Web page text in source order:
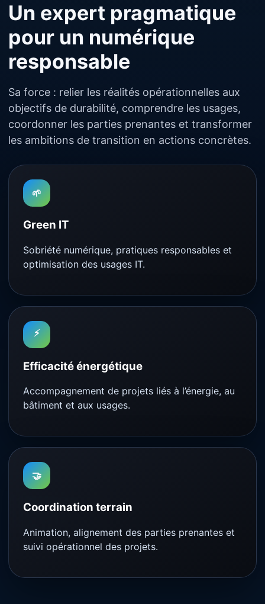
Un expert pragmatique
pour un numérique
responsable
Sa force : relier les réalités opérationnelles aux
objectifs de durabilité, comprendre les usages,
coordonner les parties prenantes et transformer
les ambitions de transition en actions concrètes.
🌱
Green IT
Sobriété numérique, pratiques responsables et
optimisation des usages IT.
⚡
Efficacité énergétique
Accompagnement de projets liés à l’énergie, au
bâtiment et aux usages.
🤝
Coordination terrain
Animation, alignement des parties prenantes et
suivi opérationnel des projets.